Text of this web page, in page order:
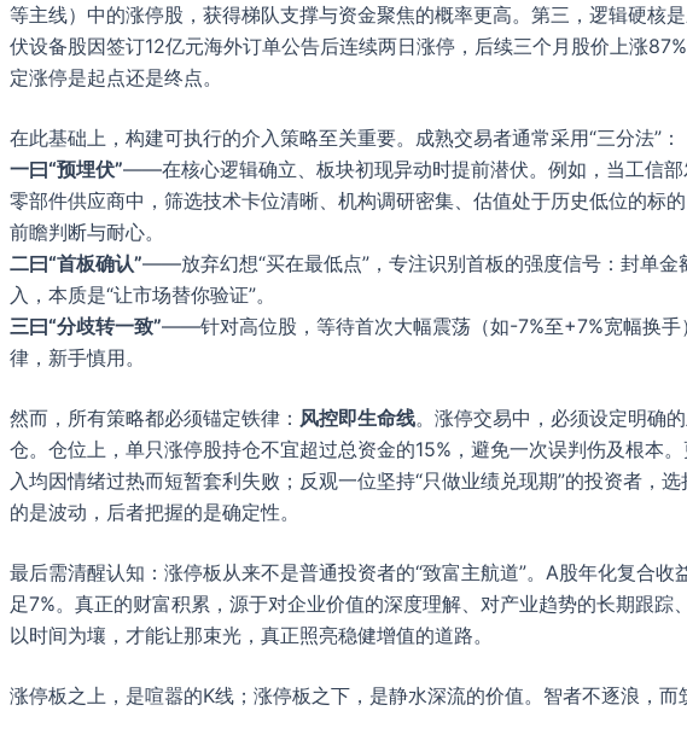
等主线）中的涨停股，获得梯队支撑与资金聚焦的概率更高。第三，逻辑硬
伏设备股因签订12亿元海外订单公告后连续两日涨停，后续三个月股价上涨
定涨停是起点还是终点。
在此基础上，构建可执行的介入策略至关重要。成熟交易者通常采用“三分法”：
一曰“预埋伏”——在核心逻辑确立、板块初现异动时提前潜伏。例如，当工信
零部件供应商中，筛选技术卡位清晰、机构调研密集、估值处于历史低位的
前瞻判断与耐心。
二曰“首板确认”——放弃幻想“买在最低点”，专注识别首板的强度信号：封单
入，本质是“让市场替你验证”。
三曰“分歧转一致”——针对高位股，等待首次大幅震荡（如-7%至+7%宽幅换手
律，新手慎用。
然而，所有策略都必须锚定铁律： 风控即生命线。涨停交易中，必须设定明确
仓。仓位上，单只涨停股持仓不宜超过总资金的15%，避免一次误判伤及根本
入均因情绪过热而短暂套利失败；反观一位坚持“只做业绩兑现期”的投资者
的是波动，后者把握的是确定性。
最后需清醒认知：涨停板从来不是普通投资者的“致富主航道”。A股年化复合
足7%。真正的财富积累，源于对企业价值的深度理解、对产业趋势的长期跟
以时间为壤，才能让那束光，真正照亮稳健增值的道路。
涨停板之上，是喧嚣的K线；涨停板之下，是静水深流的价值。智者不逐浪，